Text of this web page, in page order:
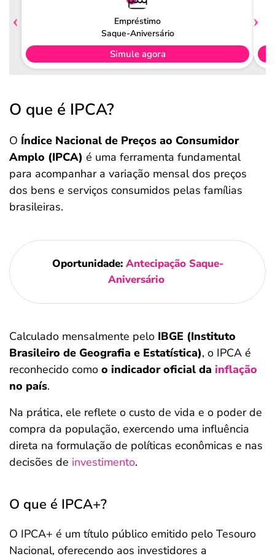
Empréstimo
Saque-Aniversário
Simule agora
O que é IPCA?
O Índice Nacional de Preços ao Consumidor
Amplo (IPCA) é uma ferramenta fundamental
para acompanhar a variação mensal dos preços
dos bens e serviços consumidos pelas famílias
brasileiras.
Oportunidade: Antecipação Saque-
Aniversário
Calculado mensalmente pelo IBGE (Instituto
Brasileiro de Geografia e Estatística), o IPCA é
reconhecido como o indicador oficial da inflação
no país.
Na prática, ele reflete o custo de vida e o poder de
compra da população, exercendo uma influência
direta na formulação de políticas econômicas e nas
decisões de investimento.
O que é IPCA+?
O IPCA+ é um título público emitido pelo Tesouro
Nacional, oferecendo aos investidores a